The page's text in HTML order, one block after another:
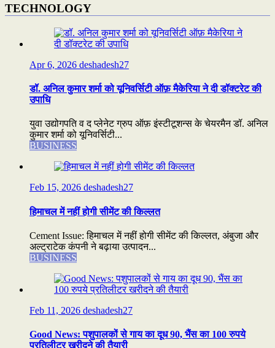
TECHNOLOGY
Apr 6, 2026 deshadesh27
डॉ. अनिल कुमार शर्मा को यूनिवर्सिटी ऑफ़ मैकेरिया ने दी डॉक्टरेट की
उपाधि
युवा उद्योगपति व द प्लेनेट ग्रुप ऑफ़ इंस्टीटूशन्स के चेयरमैन डॉ. अनिल
कुमार शर्मा को यूनिवर्सिटी...
BUSINESS
Feb 15, 2026 deshadesh27
हिमाचल में नहीं होगी सीमेंट की किल्लत
Cement Issue: हिमाचल में नहीं होगी सीमेंट की किल्लत, अंबुजा और
अल्ट्राटेक कंपनी ने बढ़ाया उत्पादन...
BUSINESS
Feb 11, 2026 deshadesh27
Good News: पशुपालकों से गाय का दूध 90, भैंस का 100 रुपये
प्रतिलीटर खरीदने की तैयारी